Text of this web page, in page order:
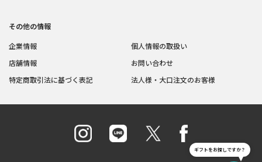
その他の情報
企業情報
店舗情報
特定商取引法に基づく表記
個人情報の取扱い
お問い合わせ
法人様・大口注文のお客様
ギフトをお探しですか？